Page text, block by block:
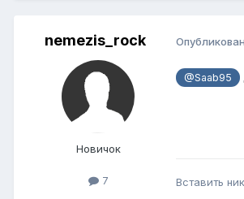
nemezis_rock
Новичок
7
@Saab95
Вставить ник